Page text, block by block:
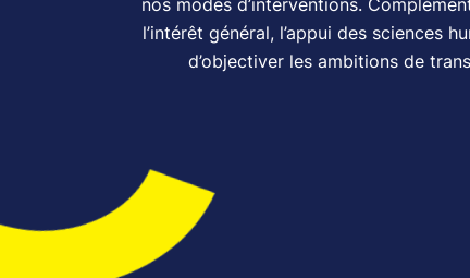
nos modes d’interventions.
l’intérêt général, l’appui des sciences
d’objectiver les ambitions de